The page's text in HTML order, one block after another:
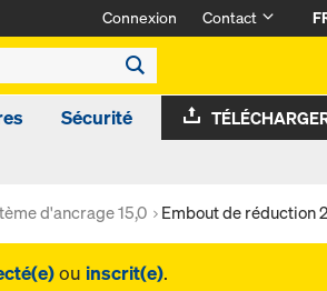
Connexion Contact
Sécurité
d'ancrage 15,0 Embout de réduction
ou inscrit(e).